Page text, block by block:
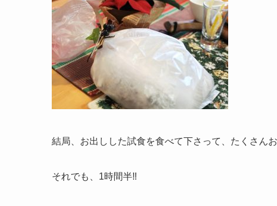
結局、お出しした試食を食べて下さって、たくさん
それでも、1時間半‼︎